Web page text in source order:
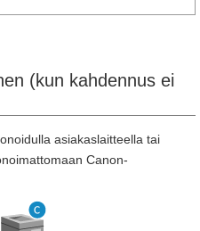
(kun kahdennus ei
asiakaslaitteella tai
Canon-